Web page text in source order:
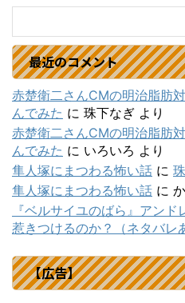
最近のコメント
赤楚衛二さんCMの明治脂肪
んでみた に 珠下なぎ より
赤楚衛二さんCMの明治脂肪
んでみた に いろいろ より
隼人塚にまつわる怖い話 に
隼人塚にまつわる怖い話 に
『ベルサイユのばら』アン
惹きつけるのか？（ネタバレ
【広告】